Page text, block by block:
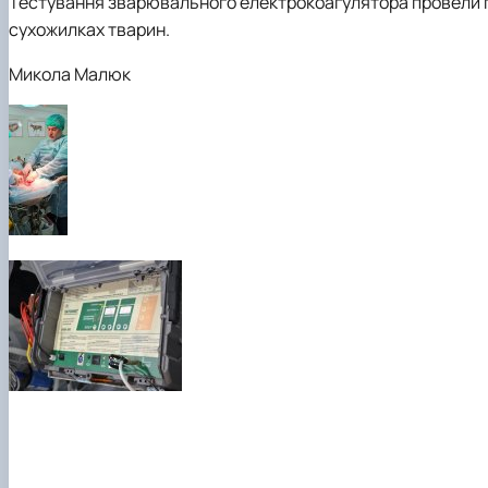
сухожилках тварин.
Микола Малюк